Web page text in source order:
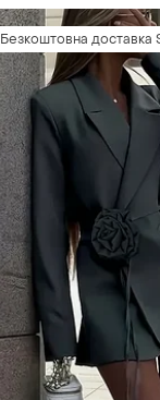
Безкоштовна доставка